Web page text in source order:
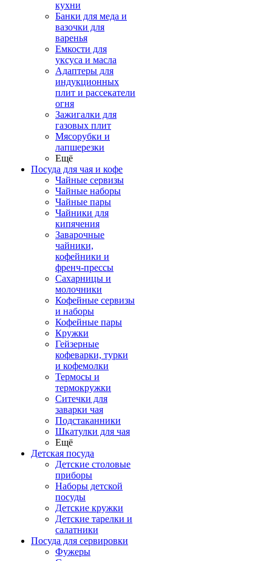
кухни
Банки для меда и
вазочки для
варенья
Емкости для
уксуса и масла
Адаптеры для
индукционных
плит и рассекатели
огня
Зажигалки для
газовых плит
Мясорубки и
лапшерезки
Ещё
Посуда для чая и кофе
Чайные сервизы
Чайные наборы
Чайные пары
Чайники для
кипячения
Заварочные
чайники,
кофейники и
френч-прессы
Сахарницы и
молочники
Кофейные сервизы
и наборы
Кофейные пары
Кружки
Гейзерные
кофеварки, турки
и кофемолки
Термосы и
термокружки
Ситечки для
заварки чая
Подстаканники
Шкатулки для чая
Ещё
Детская посуда
Детские столовые
приборы
Наборы детской
посуды
Детские кружки
Детские тарелки и
салатники
Посуда для сервировки
Фужеры